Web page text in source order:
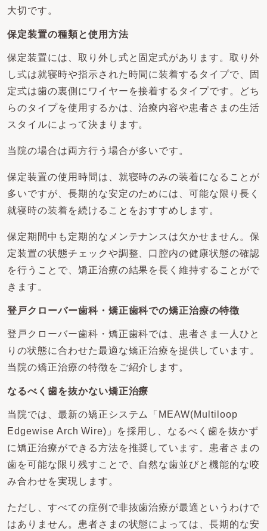
大切です。
保定装置の種類と使用方法
保定装置には、取り外し式と固定式があります。取り外
し式は就寝時や指示された時間に装着するタイプで、固
定式は歯の裏側にワイヤーを接着するタイプです。どち
らのタイプを使用するかは、治療内容や患者さまの生活
スタイルによって決まります。
当院の場合は両方行う場合が多いです。
保定装置の使用時間は、就寝時のみの装着になることが
多いですが、長期的な安定のためには、可能な限り長く
就寝時の装着を続けることをおすすめします。
保定期間中も定期的なメンテナンスは欠かせません。保
定装置の状態チェックや調整、口腔内の健康状態の確認
を行うことで、矯正治療の結果を長く維持することがで
きます。
登戸クローバー歯科・矯正歯科での矯正治療の特徴
登戸クローバー歯科・矯正歯科では、患者さま一人ひと
りの状態に合わせた最適な矯正治療を提供しています。
当院の矯正治療の特徴をご紹介します。
なるべく歯を抜かない矯正治療
当院では、最新の矯正システム「MEAW(Multiloop
Edgewise Arch Wire)」を採用し、なるべく歯を抜かず
に矯正治療ができる方法を推奨しています。患者さまの
歯を可能な限り残すことで、自然な歯並びと機能的な咬
み合わせを実現します。
ただし、すべての症例で非抜歯治療が最適というわけで
はありません。患者さまの状態によっては、長期的な安